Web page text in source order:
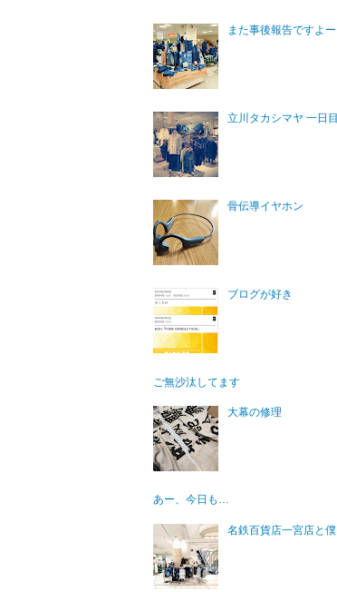
また事後報告ですよー
立川タカシマヤ 一日目
骨伝導イヤホン
ブログが好き
ご無沙汰してます
大幕の修理
あー、今日も…
名鉄百貨店一宮店と僕